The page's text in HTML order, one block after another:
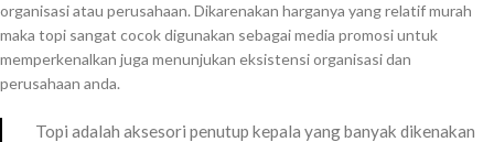
organisasi atau perusahaan. Dikarenakan harganya yang relatif murah
maka topi sangat cocok digunakan sebagai media promosi untuk
memperkenalkan juga menunjukan eksistensi organisasi dan
perusahaan anda.
Topi adalah aksesori penutup kepala yang banyak dikenakan